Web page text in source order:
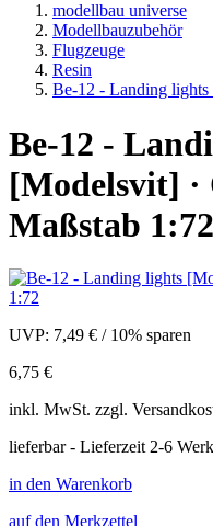
modellbau universe
Modellbauzubehör
Flugzeuge
Resin
Be-12 - Landing
Be-12 -
[Modelsvit] ·
Maßstab 1:72
UVP: 7,49 € / 10% sparen
6,75 €
inkl. MwSt. zzgl.
lieferbar - Lieferzeit 2-6
in den Warenkorb
auf den Merkzettel